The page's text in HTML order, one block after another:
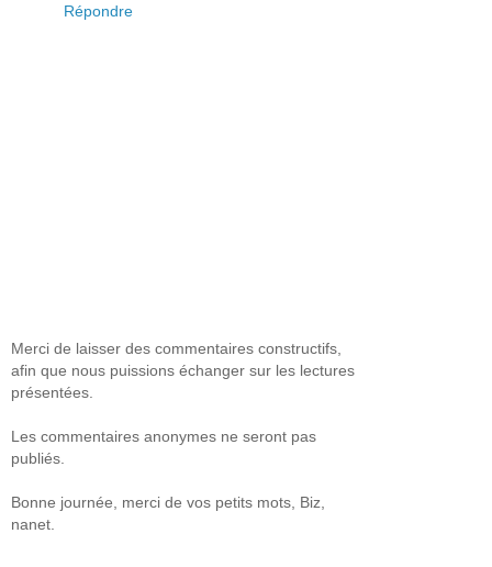
Répondre
Merci de laisser des commentaires constructifs,
afin que nous puissions échanger sur les lectures
présentées.
Les commentaires anonymes ne seront pas
publiés.
Bonne journée, merci de vos petits mots, Biz,
nanet.